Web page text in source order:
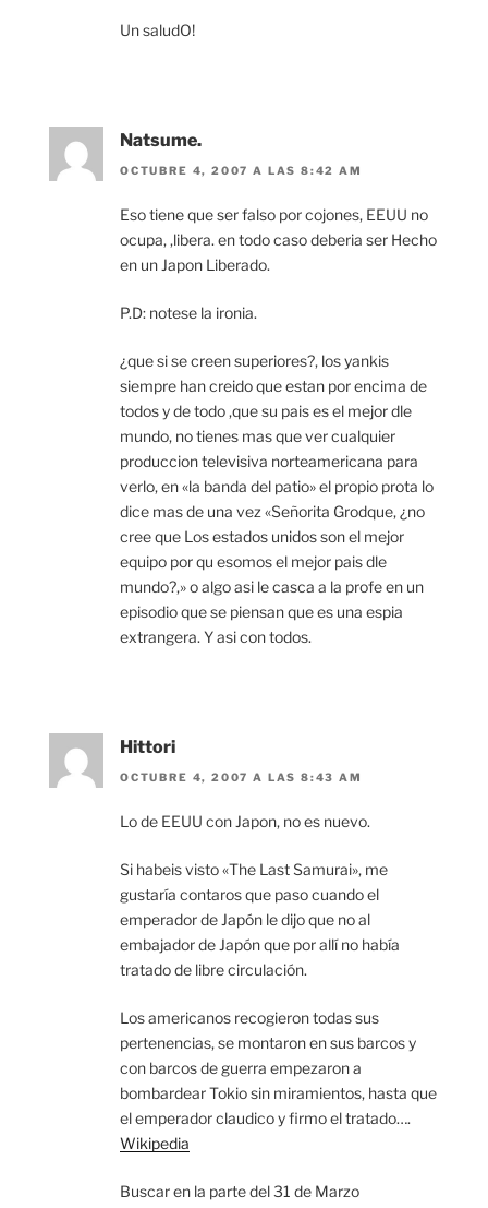
Un saludO!
Natsume.
OCTUBRE 4, 2007 A LAS 8:42 AM
Eso tiene que ser falso por cojones, EEUU no
ocupa, ,libera. en todo caso deberia ser Hecho
en un Japon Liberado.
P.D: notese la ironia.
¿que si se creen superiores?, los yankis
siempre han creido que estan por encima de
todos y de todo ,que su pais es el mejor dle
mundo, no tienes mas que ver cualquier
produccion televisiva norteamericana para
verlo, en «la banda del patio» el propio prota lo
dice mas de una vez «Señorita Grodque, ¿no
cree que Los estados unidos son el mejor
equipo por qu esomos el mejor pais dle
mundo?,» o algo asi le casca a la profe en un
episodio que se piensan que es una espia
extrangera. Y asi con todos.
Hittori
OCTUBRE 4, 2007 A LAS 8:43 AM
Lo de EEUU con Japon, no es nuevo.
Si habeis visto «The Last Samurai», me
gustaría contaros que paso cuando el
emperador de Japón le dijo que no al
embajador de Japón que por allí no había
tratado de libre circulación.
Los americanos recogieron todas sus
pertenencias, se montaron en sus barcos y
con barcos de guerra empezaron a
bombardear Tokio sin miramientos, hasta que
el emperador claudico y firmo el tratado….
Wikipedia
Buscar en la parte del 31 de Marzo